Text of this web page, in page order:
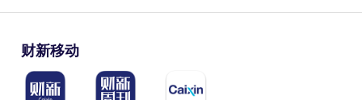
财新移动